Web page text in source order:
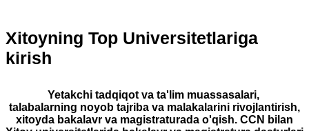
Xitoyning Top Universitetlariga
kirish
Yetakchi tadqiqot va ta'lim muassasalari,
talabalarning noyob tajriba va malakalarini rivojlantirish,
xitoyda bakalavr va magistraturada o'qish. CCN bilan